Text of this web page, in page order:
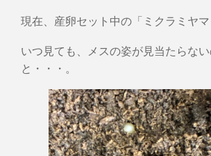
現在、産卵セット中の「ミクラミヤマ
いつ見ても、メスの姿が見当たらな
と・・・。